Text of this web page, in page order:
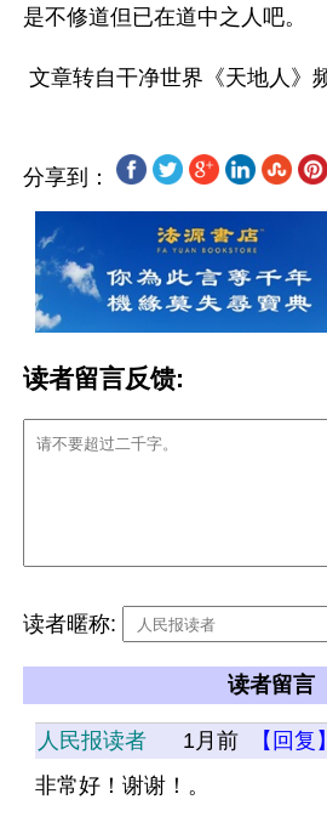
是不修道但已在道中之人吧。
分享到：
读者留言反馈:
读者暱称:
读者留言
人民报读者 1月前
【回复】
非常好！谢谢！。